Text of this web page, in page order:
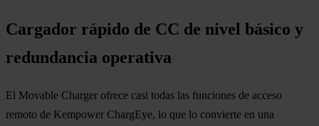
Cargador rápido de CC de nivel básico y
redundancia operativa
El Movable Charger ofrece casi todas las funciones de acceso
remoto de Kempower ChargEye, lo que lo convierte en una